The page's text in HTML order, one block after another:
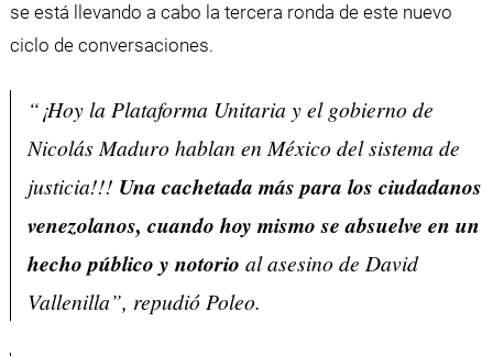
se está llevando a cabo la tercera ronda de este nuevo
ciclo de conversaciones.
“¡Hoy la Plataforma Unitaria y el gobierno de
Nicolás Maduro hablan en México del sistema de
justicia!!! Una cachetada más para los ciudadanos
venezolanos, cuando hoy mismo se absuelve en un
hecho público y notorio al asesino de David
Vallenilla”, repudió Poleo.